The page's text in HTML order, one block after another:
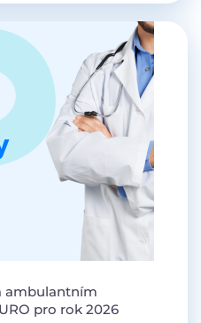
ambulantním
pro rok 2026